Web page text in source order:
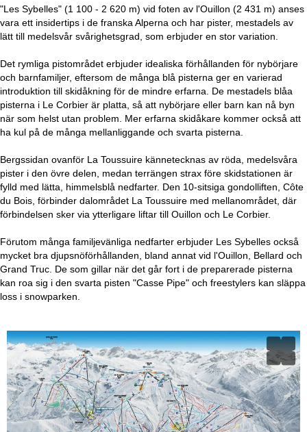
"Les Sybelles" (1 100 - 2 620 m) vid foten av l'Ouillon (2 431 m) anses
vara ett insidertips i de franska Alperna och har pister, mestadels av
lätt till medelsvår svårighetsgrad, som erbjuder en stor variation.
Det rymliga pistområdet erbjuder idealiska förhållanden för nybörjare
och barnfamiljer, eftersom de många blå pisterna ger en varierad
introduktion till skidåkning för de mindre erfarna. De mestadels blåa
pisterna i Le Corbier är platta, så att nybörjare eller barn kan nå byn
när som helst utan problem. Mer erfarna skidåkare kommer också att
ha kul på de många mellanliggande och svarta pisterna.
Bergssidan ovanför La Toussuire kännetecknas av röda, medelsvåra
pister i den övre delen, medan terrängen strax före skidstationen är
fylld med lätta, himmelsblå nedfarter. Den 10-sitsiga gondolliften, Côte
du Bois, förbinder dalområdet La Toussuire med mellanområdet, där
förbindelsen sker via ytterligare liftar till Ouillon och Le Corbier.
Förutom många familjevänliga nedfarter erbjuder Les Sybelles också
mycket bra djupsnöförhållanden, bland annat vid l'Ouillon, Bellard och
Grand Truc. De som gillar när det går fort i de preparerade pisterna
kan roa sig i den svarta pisten "Casse Pipe" och freestylers kan släppa
loss i snowparken.